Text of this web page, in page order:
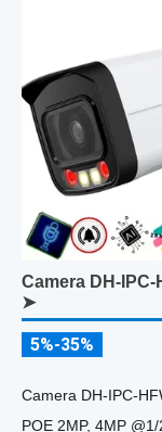
Camera DH-
➤
5%-35%
Camera DH-IPC-
POE 2MP, 4MP